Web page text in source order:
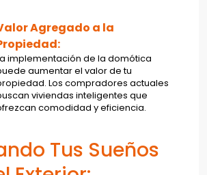
Agregado a la
implementación de la domótica
aumentar el valor de tu
Los compradores actuales
viviendas inteligentes que
comodidad y eficiencia.
Tus Sueños